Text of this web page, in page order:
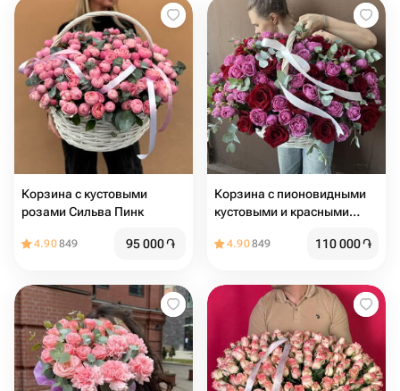
Корзина с кустовыми
розами Сильва Пинк
4.90849 95 000֏
Корзина с пионовидными
кустовыми и красными
4.90849 110 000֏